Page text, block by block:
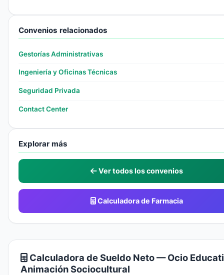
Calculadora de Sueldo Neto — Ocio
Animación Sociocultural
Convenios relacionados
Gestorías Administrativas
Ingeniería y Oficinas Técnicas
Seguridad Privada
Contact Center
Explorar más
Ver todos los convenios
Calculadora de Farmacia